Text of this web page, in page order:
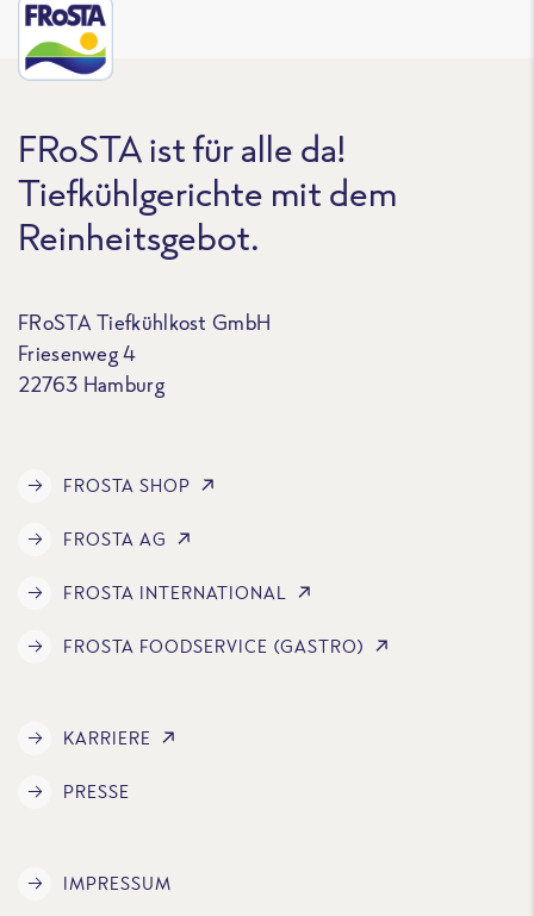
FRoSTA ist für alle da!
Tiefkühlgerichte mit dem
Reinheitsgebot.
FRoSTA Tiefkühlkost GmbH
Friesenweg 4
22763 Hamburg
FROSTA SHOP
FROSTA AG
FROSTA INTERNATIONAL
FROSTA FOODSERVICE (GASTRO)
KARRIERE
PRESSE
IMPRESSUM